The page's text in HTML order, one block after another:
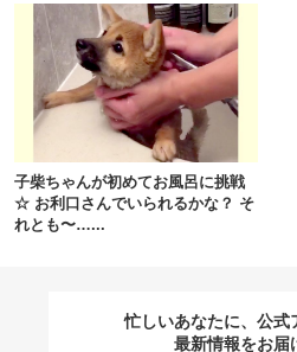
子柴ちゃんが初めてお風呂に挑戦
☆ お利口さんでいられるかな？ そ
れとも〜…...
忙しいあなたに、公式
最新情報をお届
pecodogs
いぬ部をフォロー
アプリをダウ